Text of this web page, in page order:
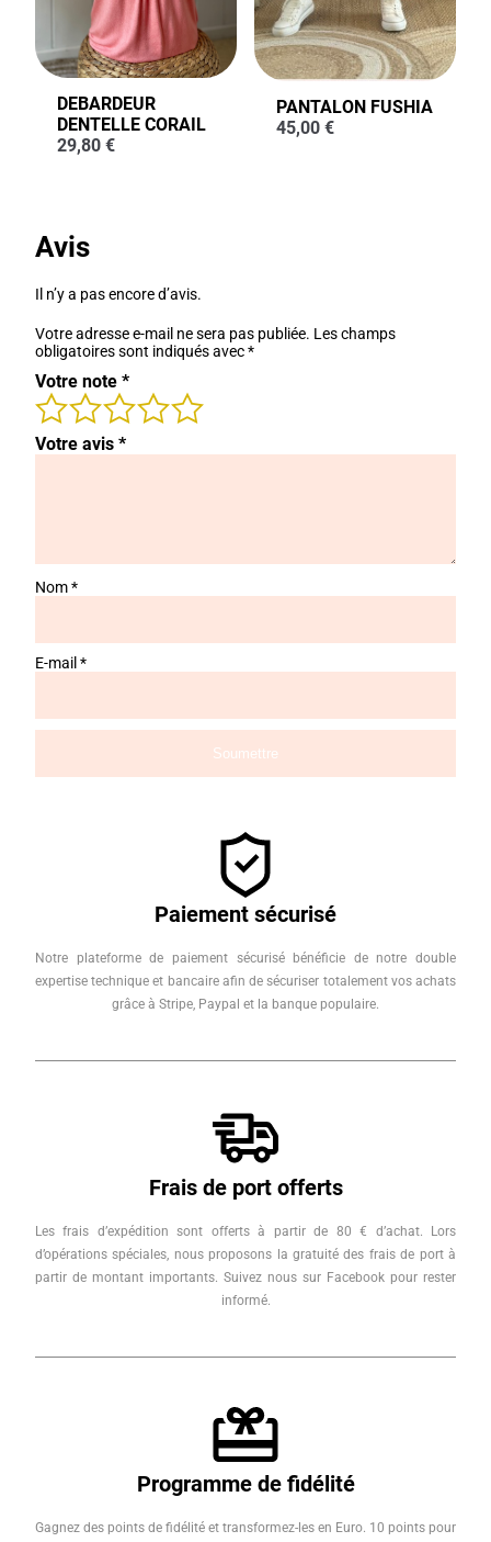
DEBARDEUR
DENTELLE CORAIL
29,80 €
PANTALON FUSHIA
45,00 €
Avis
Il n’y a pas encore d’avis.
Votre adresse e-mail ne sera pas publiée. Les champs
obligatoires sont indiqués avec*
Votre note *
Votre avis *
Nom*
E-mail *
Paiement sécurisé
Notre plateforme de paiement sécurisé bénéficie de notre double
expertise technique et bancaire afin de sécuriser totalement vos achats
grâce à Stripe, Paypal et la banque populaire.
Frais de port offerts
Les frais d’expédition sont offerts à partir de 80 € d’achat. Lors
d’opérations spéciales, nous proposons la gratuité des frais de port à
partir de montant importants. Suivez nous sur Facebook pour rester
informé.
Programme de fidélité
Gagnez des points de fidélité et transformez-les en Euro. 10 points pour